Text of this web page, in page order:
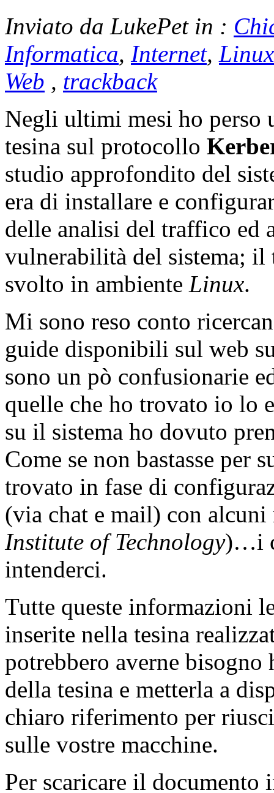
Inviato da LukePet in :
Informatica, Internet, Linux
Web , trackback
Negli ultimi mesi ho perso
tesina sul protocollo
studio approfondito del
era di installare e
delle analisi del traffico ed
vulnerabilità del sistema; il
svolto in ambiente Linux.
Mi sono reso conto
guide disponibili sul web
sono un pò confusionarie
quelle che ho trovato io lo
su il sistema ho dovuto
Come se non bastasse per
trovato in fase di
(via chat e mail) con
Institute of Technology)…i
intenderci.
Tutte queste informazioni
inserite nella tesina
potrebbero averne bisogno
della tesina e metterla a
chiaro riferimento per
sulle vostre macchine.
Per scaricare il